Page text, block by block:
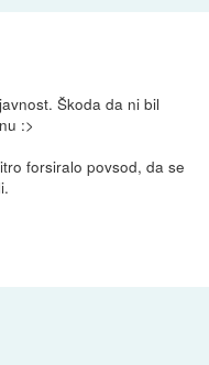
Škoda da ni bil
:>
forsiralo povsod, da se